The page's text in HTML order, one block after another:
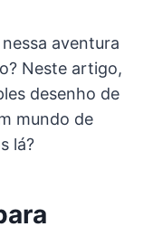
aventura
Neste artigo,
desenho de
mundo de
lá?